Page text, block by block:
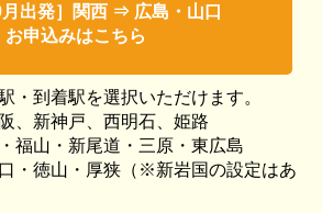
月出発］関西 ⇒ 広島・山口
お申込みはこちら
・到着駅を選択いただけます。
、新神戸、西明石、姫路
福山・新尾道・三原・東広島
・徳山・厚狭（※新岩国の設定はあ